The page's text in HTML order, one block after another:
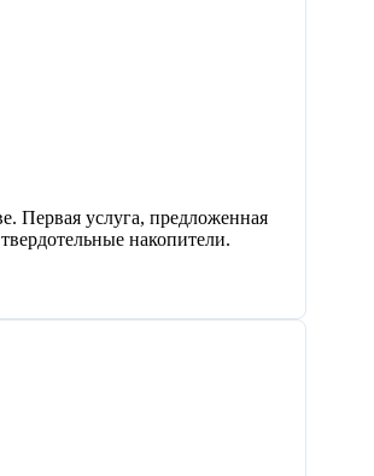
Первая услуга, предложенная
накопители.